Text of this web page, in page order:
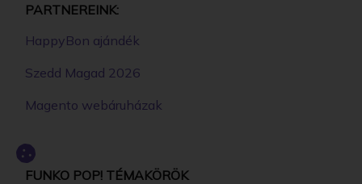
PARTNEREINK:
HappyBon ajándék
Szedd Magad 2026
Magento webáruházak
FUNKO POP! TÉMAKÖRÖK